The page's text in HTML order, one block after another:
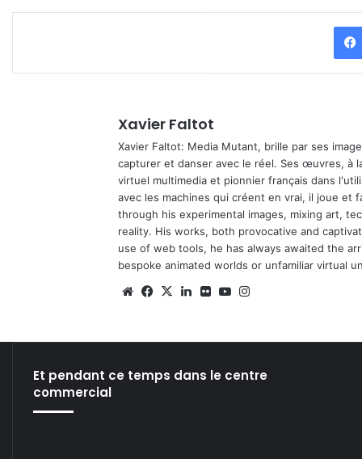
Xavier Faltot
Xavier Faltot: Media Mutant, brille par ses
capturer et danser avec le réel. Ses œuvres, à
virtuel multimedia et pionnier français dans
avec les machines qui créent en vrai, il joue et
through his experimental images, mixing art,
reality. His works, both provocative and
use of web tools, he has always awaited the
bespoke animated worlds or unfamiliar virtual
We Fa
X
Lin Fli Yo
Et pendant ce temps dans le centre
commercial